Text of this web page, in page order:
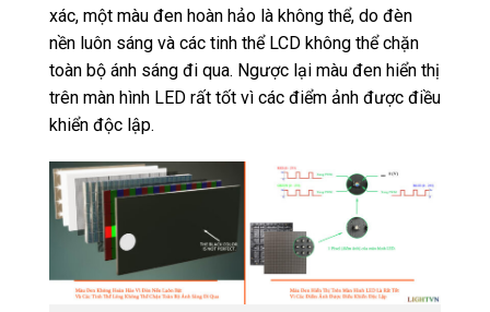
xác, một màu đen hoàn hảo là không thể, do đèn
nền luôn sáng và các tinh thể LCD không thể chặn
toàn bộ ánh sáng đi qua. Ngược lại màu đen hiển thị
trên màn hình LED rất tốt vì các điểm ảnh được điều
khiển độc lập.